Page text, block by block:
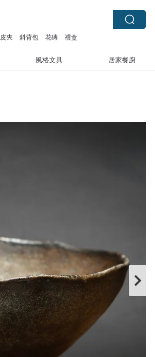
皮夾 斜背包 花磚 禮盒
風格文具 居家餐廚